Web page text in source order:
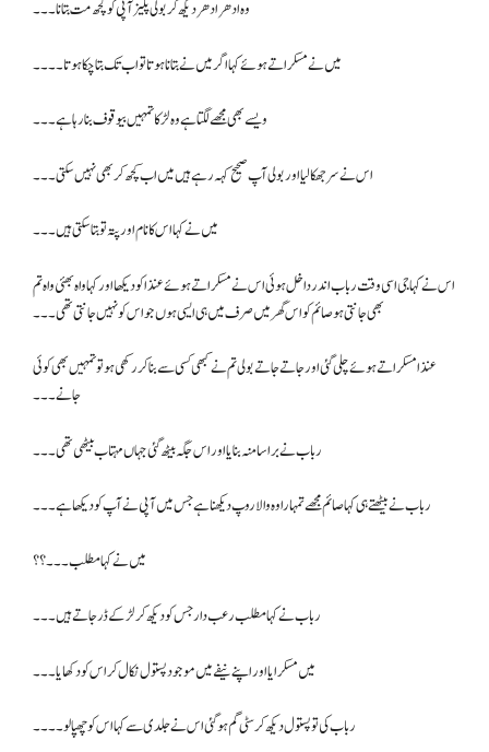
وہ ادھر ادھر دیکھ کر بولی پلیز آپی کو کچھ مت بتانا۔۔۔
میں نے مسکراتے ہوئے کہا اگر میں نے بتانا ہوتا تو اب تک بتا چکا ہوتا۔۔۔۔
ویسے بھی مجھے لگتا ہے وہ لڑکا تمہیں بیوقوف بنا رہا ہے ۔۔۔
اس نے سر جھکا لیا اور بولی آپ صحیح کہہ رہے ہیں میں اب کچھ کر بھی نہیں سکتی۔۔۔
میں نے کہا اس کا نام اور پتہ تو بتا سکتی ہیں۔۔۔
اس نے کہا جی اسی وقت رباب اندر داخل ہوئی اس نے مسکراتے ہوئے عنذا کو دیکھا اور کہا واہ بھئی واہ تم
بھی جانتی ہو صائم کو اس گھر میں صرف میں ہی ایسی ہوں جو اس کو نہیں جانتی تھی۔۔۔
عنذا مسکراتے ہوئے چلی گئی اور جاتے جاتے بولی تم نے کبھی کسی سے بنا کر رکھی ہو تو تمہیں بھی کوئی
جانے۔۔۔
رباب نے برا سا منہ بنایا اور اس جگہ بیٹھ گئی جہاں مہتاب بیٹھی تھی۔۔۔
رباب نے بیٹھتے ہی کہا صائم مجھے تمہارا وہ والا روپ دیکھنا ہے جس میں آپی نے آپ کو دیکھا ہے۔۔۔
میں نے کہا مطلب۔۔۔؟؟
رباب نے کہا مطلب رعب دار جس کو دیکھ کر لڑکے ڈر جاتے ہیں۔۔۔
میں مسکرایا اور اپنے نیفے میں موجود پستول نکال کر اس کو دکھایا۔۔۔
رباب کی تو پستول دیکھ کر سٹی گم ہو گئی اس نے جلدی سے کہا اس کو چھپا لو۔۔۔۔